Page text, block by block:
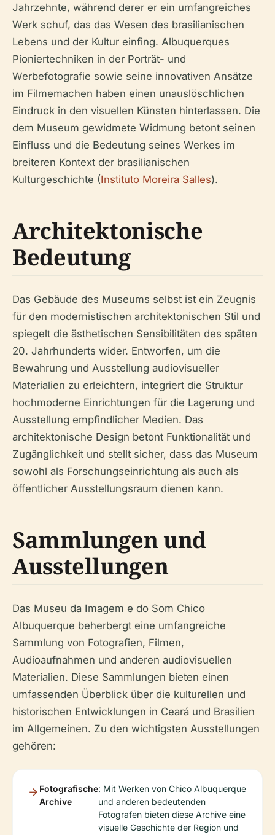
Jahrzehnte, während derer er ein umfangreiches
Werk schuf, das das Wesen des brasilianischen
Lebens und der Kultur einfing. Albuquerques
Pioniertechniken in der Porträt- und
Werbefotografie sowie seine innovativen Ansätze
im Filmemachen haben einen unauslöschlichen
Eindruck in den visuellen Künsten hinterlassen. Die
dem Museum gewidmete Widmung betont seinen
Einfluss und die Bedeutung seines Werkes im
breiteren Kontext der brasilianischen
Kulturgeschichte (Instituto Moreira Salles).
Architektonische
Bedeutung
Das Gebäude des Museums selbst ist ein Zeugnis
für den modernistischen architektonischen Stil und
spiegelt die ästhetischen Sensibilitäten des späten
20. Jahrhunderts wider. Entworfen, um die
Bewahrung und Ausstellung audiovisueller
Materialien zu erleichtern, integriert die Struktur
hochmoderne Einrichtungen für die Lagerung und
Ausstellung empfindlicher Medien. Das
architektonische Design betont Funktionalität und
Zugänglichkeit und stellt sicher, dass das Museum
sowohl als Forschungseinrichtung als auch als
öffentlicher Ausstellungsraum dienen kann.
Sammlungen und
Ausstellungen
Das Museu da Imagem e do Som Chico
Albuquerque beherbergt eine umfangreiche
Sammlung von Fotografien, Filmen,
Audioaufnahmen und anderen audiovisuellen
Materialien. Diese Sammlungen bieten einen
umfassenden Überblick über die kulturellen und
historischen Entwicklungen in Ceará und Brasilien
im Allgemeinen. Zu den wichtigsten Ausstellungen
gehören:
Fotografische
Archive
: Mit Werken von Chico Albuquerque
und anderen bedeutenden
Fotografen bieten diese Archive eine
visuelle Geschichte der Region und